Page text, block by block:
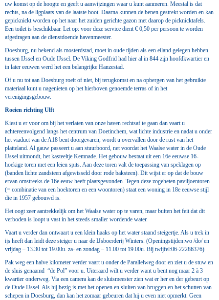
uw komst op de hoogte en geeft u aanwijzingen waar u kunt aanmeren. Meestal is dat
rechts, na de ligplaats van de laatste boot. Daarna kunnen de benen gestrekt worden en kan
gepicknickt worden op het naar het zuiden gerichte gazon met daarop de picknicktafels.
Een toilet is beschikbaar. Let op: voor deze service dient € 0,50 per persoon te worden
afgedragen aan de dienstdoende havenmeester.
Doesburg, nu bekend als mosterdstad, moet in oude tijden als een eiland gelegen hebben
tussen IJssel en Oude IJssel. De Viking Godfrid had hier al in 844 zijn hoofdkwartier en
in later eeuwen werd het een belangrijke Hanzestad.
Of u nu tot aan Doesburg roeit of niet, bij terugkomst en na opbergen van het gebruikte
materiaal kunt u nagenieten op het hierboven genoemde terras of in het
verenigingsgebouw.
Roeien richting Ulft
Kiest u er voor om bij het verlaten van onze haven rechtsaf te gaan dan vaart u
achtereenvolgend langs het centrum van Doetinchem, wat lichte industrie en nadat u onder
het viaduct van de A18 bent doorgevaren, wordt u overvallen door de rust van het
platteland. Al gauw passeert u aan stuurboord, net voordat het Waalse water in de Oude
IJssel uitmondt, het kasteeltje Kemnade. Het gebouw bestaat uit een 16e eeuwse 16-
hoekige toren met een leien spits. Aan deze toren valt de toepassing van speklagen op
(banden lichte zandsteen afgewisseld door rode baksteen). Dit wijst er op dat de bouw
ervan omstreeks de 16e eeuw heeft plaatsgevonden. Tegen deze zogeheten paviljoentoren
(= combinatie van een hoektoren en een woontoren) staat een woning in 18e eeuwse stijl
die in 1957 gebouwd is.
Het oogt zeer aantrekkelijk om het Waalse water op te varen, maar buiten het feit dat dit
verboden is loopt u vast in het steeds smaller wordende water.
Vaart u verder dan ontwaart u een klein haaks op het water staand steigertje. Als u trek in
ijs heeft dan leidt deze steiger u naar de IJsboerderij Winters. (Openingstijden:wo /do/ en
vrijdag – 13.30 tot 19.00u. za- en zondag – 11.00 tot 19.00u. Bij twijfel:06-22286376)
Pak weg een halve kilometer verder vaart u onder de Parallelweg door en ziet u de stuw en
de sluis genaamd “de Pol” voor u. Uiteraard wilt u verder want u bent nog maar 2 à 3
kwartier onderweg. Via een camera kan de sluismeester zien wat er her en der gebeurt op
de Oude IJssel. Als hij bezig is met het openen en sluiten van bruggen en het schutten van
schepen in Doesburg, dan kan het zomaar gebeuren dat hij u even niet opmerkt. Geen